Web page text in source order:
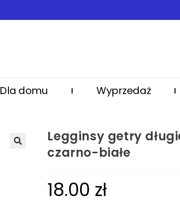
Dla domu Wyprzedaż
Legginsy getry
czarno-białe
18.00 zł